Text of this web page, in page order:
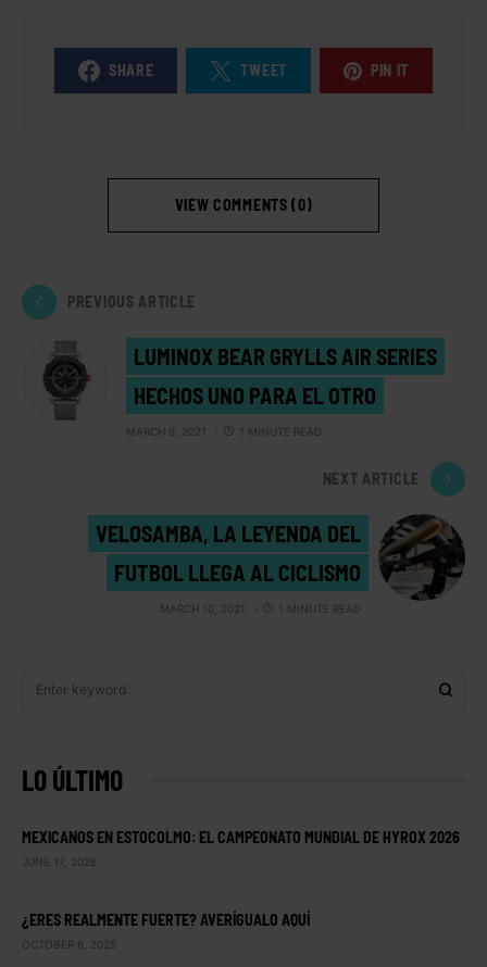
SHARE TWEET PIN IT
VIEW COMMENTS (0)
PREVIOUS ARTICLE
LUMINOX BEAR GRYLLS AIR SERIES
HECHOS UNO PARA EL OTRO
MARCH 9, 2021 1 MINUTE READ
NEXT ARTICLE
VELOSAMBA, LA LEYENDA DEL
FUTBOL LLEGA AL CICLISMO
MARCH 10, 2021 1 MINUTE READ
LO ÚLTIMO
MEXICANOS EN ESTOCOLMO: EL CAMPEONATO MUNDIAL DE HYROX 2026
JUNE 17, 2026
¿ERES REALMENTE FUERTE? AVERÍGUALO AQUÍ
OCTOBER 6, 2025